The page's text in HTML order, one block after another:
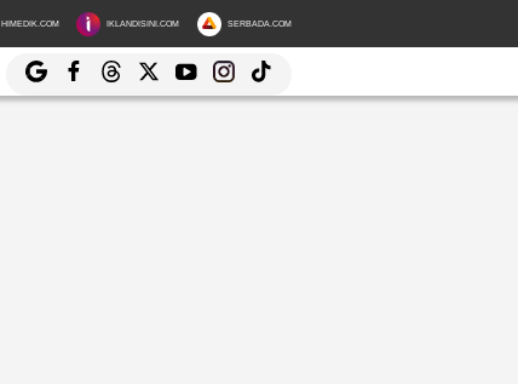
HIMEDIK.COM IKLANDISINI.COM SERBADA.COM